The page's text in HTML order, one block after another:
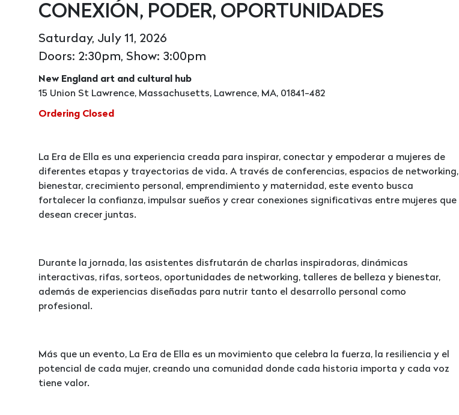
CONEXIÓN, PODER, OPORTUNIDADES
Saturday, July 11, 2026
Doors: 2:30pm, Show: 3:00pm
New England art and cultural hub
15 Union St Lawrence, Massachusetts, Lawrence, MA, 01841-482
Ordering Closed
La Era de Ella es una experiencia creada para inspirar, conectar y empoderar a mujeres de
diferentes etapas y trayectorias de vida. A través de conferencias, espacios de networking,
bienestar, crecimiento personal, emprendimiento y maternidad, este evento busca
fortalecer la confianza, impulsar sueños y crear conexiones significativas entre mujeres que
desean crecer juntas.
Durante la jornada, las asistentes disfrutarán de charlas inspiradoras, dinámicas
interactivas, rifas, sorteos, oportunidades de networking, talleres de belleza y bienestar,
además de experiencias diseñadas para nutrir tanto el desarrollo personal como
profesional.
Más que un evento, La Era de Ella es un movimiento que celebra la fuerza, la resiliencia y el
potencial de cada mujer, creando una comunidad donde cada historia importa y cada voz
tiene valor.